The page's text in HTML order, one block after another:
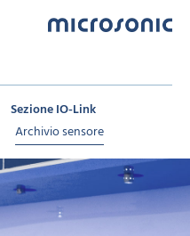
Sezione IO-Link
Archivio sensore